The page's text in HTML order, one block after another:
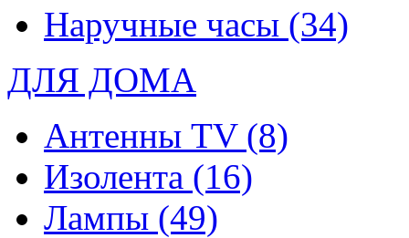
Наручные часы (34)
ДЛЯ ДОМА
Антенны TV (8)
Изолента (16)
Лампы (49)